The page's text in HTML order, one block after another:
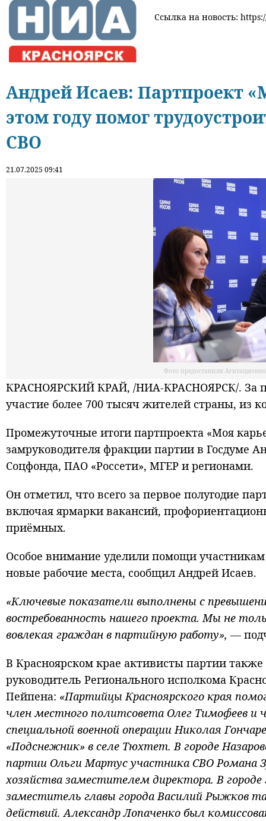
Ссылка на новость:
Андрей Исаев: Партпроект
этом году помог
СВО
21.07.2025 09:41
Фото предоставили
КРАСНОЯРСКИЙ КРАЙ, /НИА-КРАСНОЯРСК/. За
участие более 700 тысяч жителей страны, из
Промежуточные итоги партпроекта «Моя
замруководителя фракции партии в Госдуме
Соцфонда, ПАО «Россети», МГЕР и регионами.
Он отметил, что всего за первое полугодие
включая ярмарки вакансий,
приёмных.
Особое внимание уделили помощи
новые рабочие места, сообщил Андрей Исаев.
«Ключевые показатели выполнены с
востребованность нашего проекта. Мы не
вовлекая граждан в партийную работу», —
В Красноярском крае активисты партии
руководитель Регионального исполкома
Пейпена: «Партийцы Красноярского края
член местного политсовета Олег Тимофеев и
специальной военной операции Николая
«Подснежник» в селе Тюхтет. В городе
партии Ольги Мартус участника СВО Романа
хозяйства заместителем директора. В
заместитель главы города Василий Рыжков
действий. Александр Лопаченко был